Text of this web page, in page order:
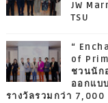
JW
TSU
“
of
ชวนนัก
ออกแบ
รางวัลรวมกว่า